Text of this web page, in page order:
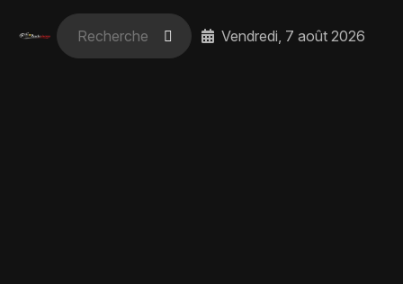
Vendredi, 7 août 2026